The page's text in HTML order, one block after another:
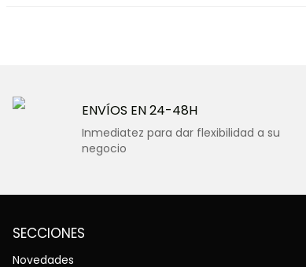
ENVÍOS EN 24-48H
Inmediatez para dar flexibilidad a su
negocio
SECCIONES
Novedades